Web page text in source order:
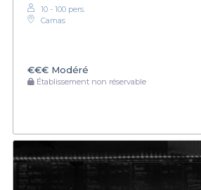
10 - 100 pers.
Camas
€€€ Modéré
Établissement non réservable